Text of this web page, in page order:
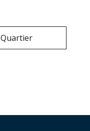
Quartier